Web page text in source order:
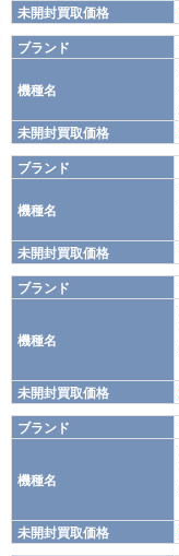
未開封買取価格
ブランド
機種名
未開封買取価格
ブランド
機種名
未開封買取価格
ブランド
機種名
未開封買取価格
ブランド
機種名
未開封買取価格